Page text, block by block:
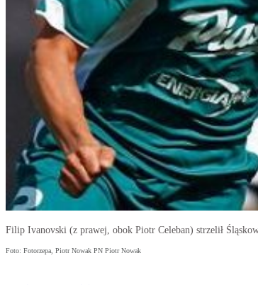
Filip Ivanovski (z prawej, obok Piotr Celeban) strzelił
Foto: Fotorzepa, Piotr Nowak PN Piotr Nowak